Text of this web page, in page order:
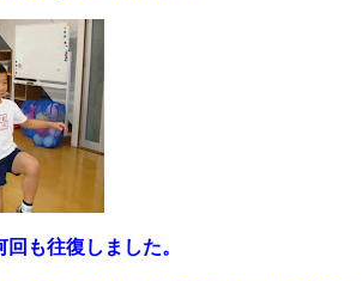
も往復しました。